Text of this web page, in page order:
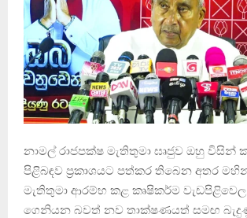
නාමල් රාජපක්ෂ මැතිතුමා ඝෘජුව ඔහු
පිළිබඳව ප්‍රකාශයට පත්කර තිබෙන අතර
මැතිතුමා ආරම්භ කළ කෘෂිකර්ම වැඩපිළිවෙල
ගෙනියන බවත් නව තාක්ෂණයත් සමඟ